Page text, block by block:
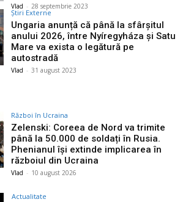
Vlad - 28 septembrie 2023
Știri Externe
Ungaria anunță că până la sfârşitul
anului 2026, între Nyíregyháza şi Satu
Mare va exista o legătură pe
autostradă
Vlad - 31 august 2023
Război în Ucraina
Zelenski: Coreea de Nord va trimite
până la 50.000 de soldați în Rusia.
Phenianul își extinde implicarea în
războiul din Ucraina
Vlad - 10 august 2026
Actualitate